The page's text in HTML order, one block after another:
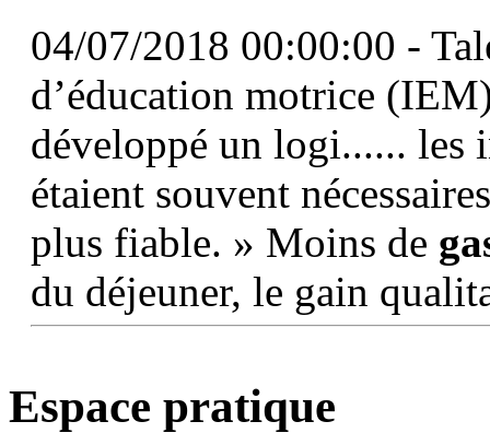
04/07/2018 00:00:00 -
d’éducation motrice
développé un logi...... les
étaient souvent
plus fiable. » Moins de
du déjeuner, le gain
Espace pratique